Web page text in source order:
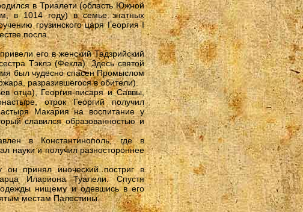
в Триалети (область Южной
в 1014 году) в семье знатных
грузинского царя Георгия I
посла.
его в женский Тадзрийский
Тэклэ (Фекла). Здесь святой
был чудесно спасен Промыслом
разразившегося в обители).
отца), Георгия-писаря и Саввы,
отрок Георгий получил
Макария на воспитание у
славился образованностью и
в Константинополь, где в
науки и получил разностороннее
принял иноческий постриг в
Илариона Туалели. Спустя
одежды нищему и одевшись в его
местам Палестины.